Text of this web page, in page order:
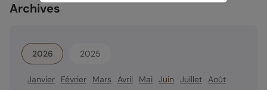
Archives
2026 2025
Janvier Février Mars Avril Mai Juin Juillet Août